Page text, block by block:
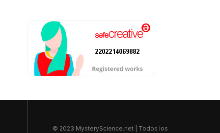
© 2023 MysteryScience.net | Todos los